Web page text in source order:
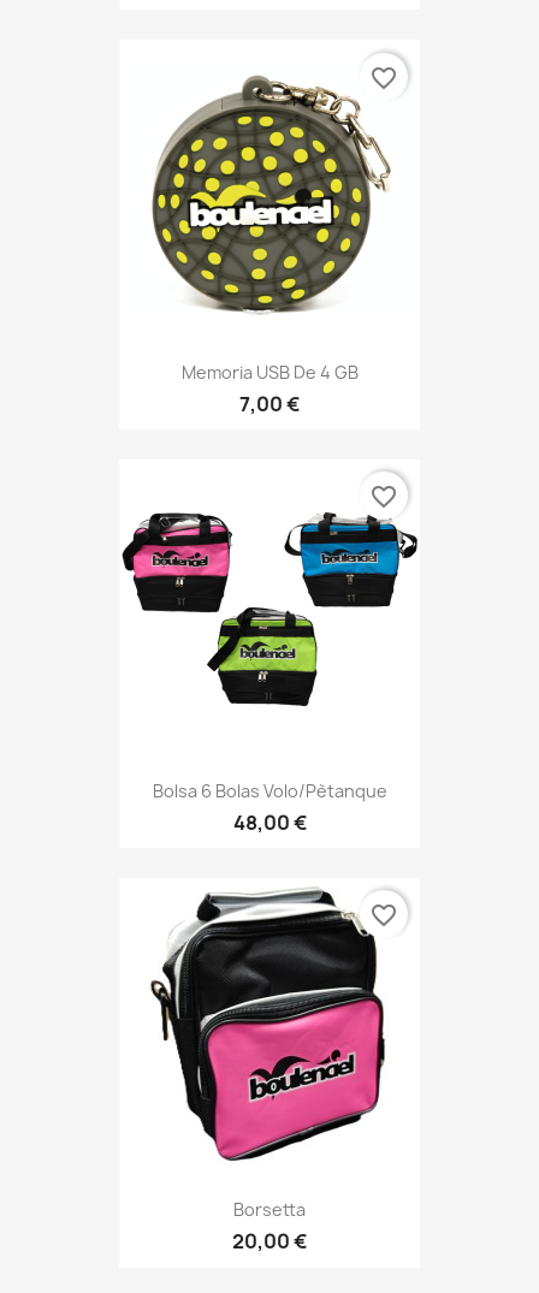
Memoria USB De 4 GB
7,00 €
favorite_border
Bolsa 6 Bolas Volo/pètanque
48,00 €
favorite_border
Borsetta
20,00 €
favorite_border